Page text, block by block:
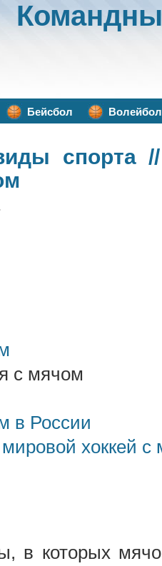
Бейсбол Волейбол
спорта//
с мячом
в России
хоккей с
в которых